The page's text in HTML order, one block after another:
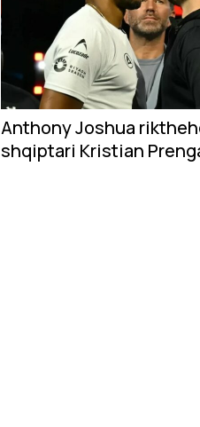
Anthony Joshua
shqiptari Kristian